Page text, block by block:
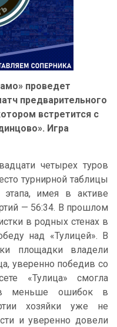
проведет
предварительного
встретится с
Игра
четырех туров
турнирной таблицы
этапа, имея в активе
— 56:34. В прошлом
в родных стенах в
над «Тулицей». В
площадки владели
уверенно победив со
«Тулица» смогла
меньше ошибок в
хозяйки уже не
и уверенно довели